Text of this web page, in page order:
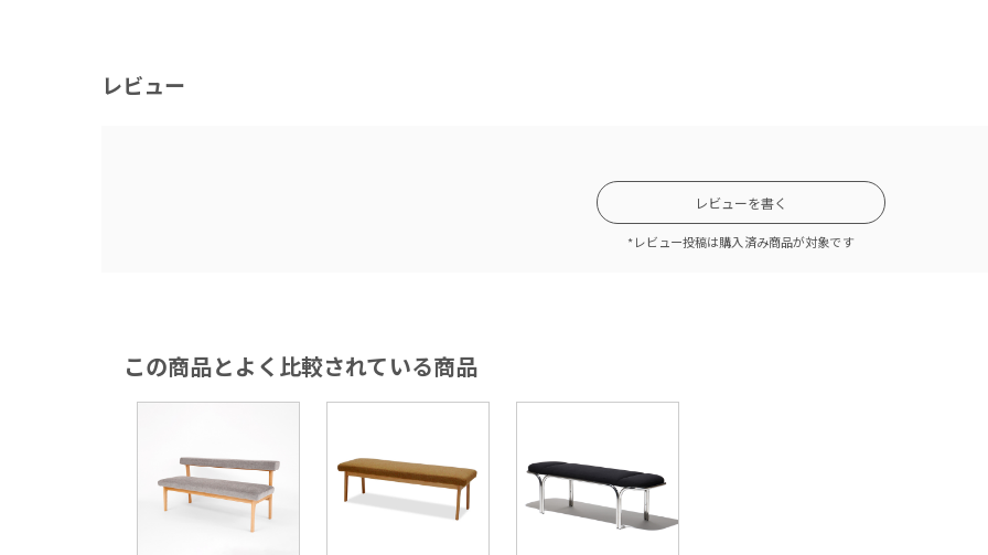
張地：S7E (ピンク) 脚：P175（ブラス）
は丁寧にパイピング加工が施されていて、控えめながらデザインのアクセントに。ほっそりした丸パイプは脚部や
レビュー
レビューを書く
*レビュー投稿は購入済み商品が対象です
この商品とよく比較されている商品